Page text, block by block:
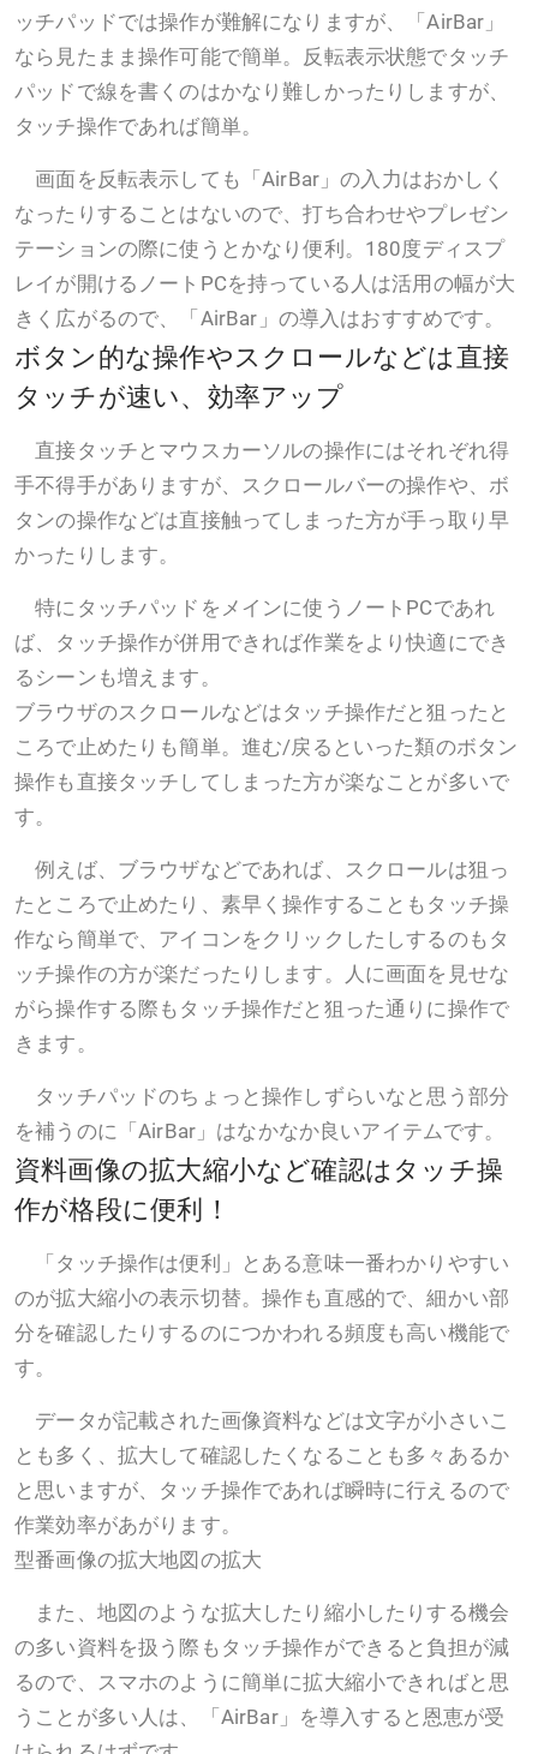
ッチパッドでは操作が難解になりますが、「AirBar」
なら見たまま操作可能で簡単。反転表示状態でタッチ
パッドで線を書くのはかなり難しかったりしますが、
タッチ操作であれば簡単。
画面を反転表示しても「AirBar」の入力はおかしく
なったりすることはないので、打ち合わせやプレゼン
テーションの際に使うとかなり便利。180度ディスプ
レイが開けるノートPCを持っている人は活用の幅が大
きく広がるので、「AirBar」の導入はおすすめです。
ボタン的な操作やスクロールなどは直接
タッチが速い、効率アップ
直接タッチとマウスカーソルの操作にはそれぞれ得
手不得手がありますが、スクロールバーの操作や、ボ
タンの操作などは直接触ってしまった方が手っ取り早
かったりします。
特にタッチパッドをメインに使うノートPCであれ
ば、タッチ操作が併用できれば作業をより快適にでき
るシーンも増えます。
ブラウザのスクロールなどはタッチ操作だと狙ったと
ころで止めたりも簡単。進む/戻るといった類のボタン
操作も直接タッチしてしまった方が楽なことが多いで
す。
例えば、ブラウザなどであれば、スクロールは狙っ
たところで止めたり、素早く操作することもタッチ操
作なら簡単で、アイコンをクリックしたしするのもタ
ッチ操作の方が楽だったりします。人に画面を見せな
がら操作する際もタッチ操作だと狙った通りに操作で
きます。
タッチパッドのちょっと操作しずらいなと思う部分
を補うのに「AirBar」はなかなか良いアイテムです。
資料画像の拡大縮小など確認はタッチ操
作が格段に便利！
「タッチ操作は便利」とある意味一番わかりやすい
のが拡大縮小の表示切替。操作も直感的で、細かい部
分を確認したりするのにつかわれる頻度も高い機能で
す。
データが記載された画像資料などは文字が小さいこ
とも多く、拡大して確認したくなることも多々あるか
と思いますが、タッチ操作であれば瞬時に行えるので
作業効率があがります。
型番画像の拡大地図の拡大
また、地図のような拡大したり縮小したりする機会
の多い資料を扱う際もタッチ操作ができると負担が減
るので、スマホのように簡単に拡大縮小できればと思
うことが多い人は、「AirBar」を導入すると恩恵が受